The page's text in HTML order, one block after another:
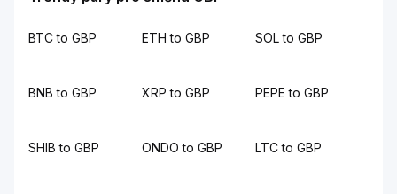
BTC to GBP ETH to GBP SOL to GBP
BNB to GBP XRP to GBP PEPE to GBP
SHIB to GBP ONDO to GBP LTC to GBP